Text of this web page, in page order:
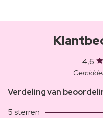
4,6
Verdeling van
5 sterren